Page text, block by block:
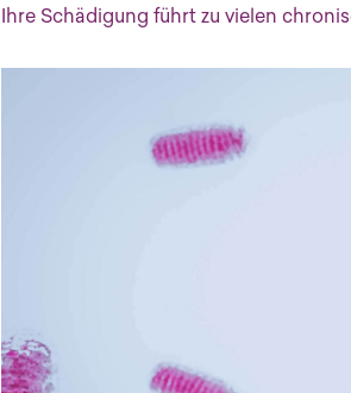
Ihre Schädigung führt zu vielen